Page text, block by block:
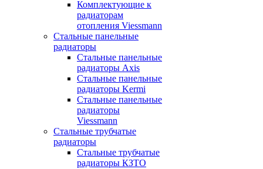
Комплектующие к
радиаторам
отопления Viessmann
Стальные панельные
радиаторы
Стальные панельные
радиаторы Axis
Стальные панельные
радиаторы Kermi
Стальные панельные
радиаторы
Viessmann
Стальные трубчатые
радиаторы
Стальные трубчатые
радиаторы КЗТО